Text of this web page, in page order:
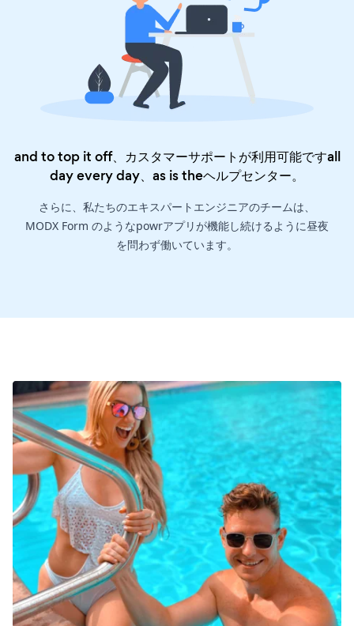
and to top it off、カスタマーサポートが利用可能ですall
day every day、as is theヘルプセンター。
さらに、私たちのエキスパートエンジニアのチームは、
MODX Form のようなpowrアプリが機能し続けるように昼夜
を問わず働いています。